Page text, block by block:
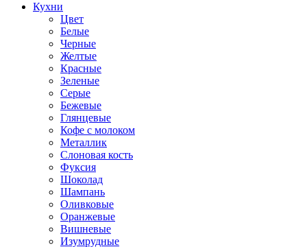
Кухни
Цвет
Белые
Черные
Желтые
Красные
Зеленые
Серые
Бежевые
Глянцевые
Кофе с молоком
Металлик
Слоновая кость
Фуксия
Шоколад
Шампань
Оливковые
Оранжевые
Вишневые
Изумрудные